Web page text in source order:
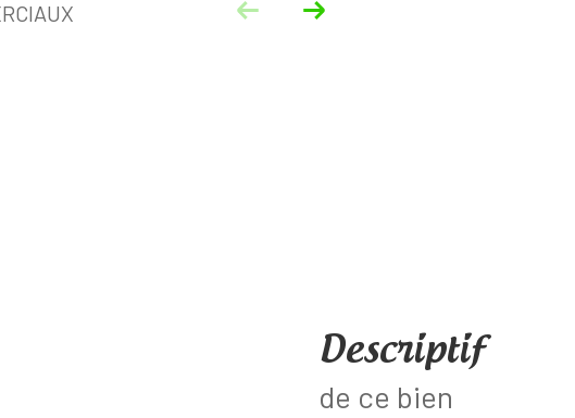
descriptif
de ce bien